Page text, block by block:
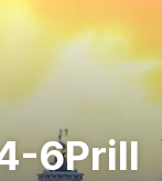
6Prill